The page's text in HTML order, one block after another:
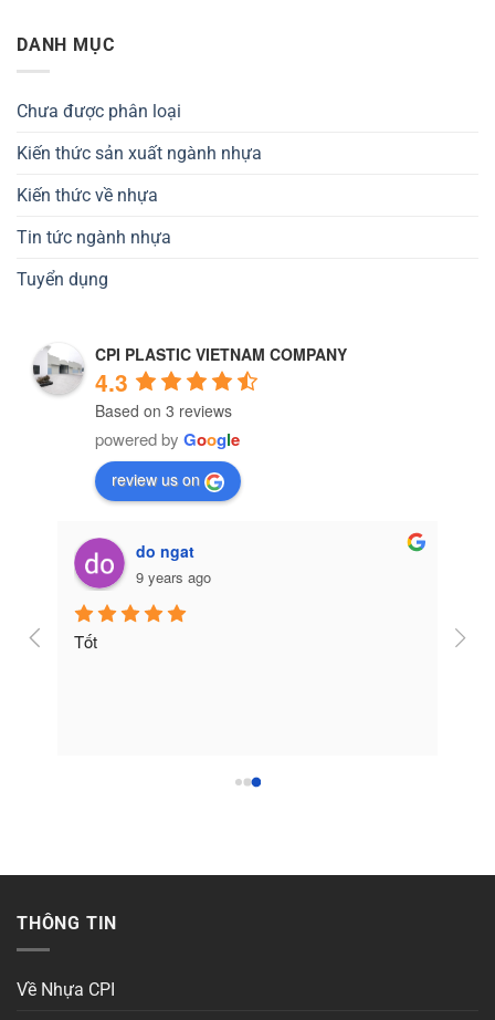
DANH MỤC
Chưa được phân loại
Kiến thức sản xuất ngành nhựa
Kiến thức về nhựa
Tin tức ngành nhựa
Tuyển dụng
CPI PLASTIC VIETNAM COMPANY
4.3
Based on 3 reviews
powered by Google
review us on
do ngat
9 years ago
Tốt
THÔNG TIN
Về Nhựa CPI